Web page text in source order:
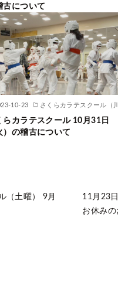
古について
10-23 さくらカラテスクール（
らカラテスクール 10月31日
）の稽古について
（土曜） 9月
11月23
お休み